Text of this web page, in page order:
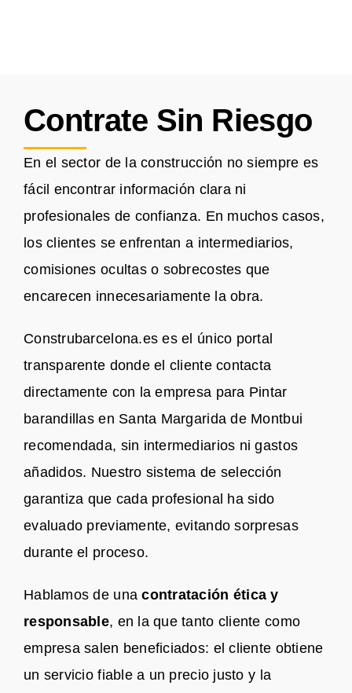
Contrate Sin Riesgo
En el sector de la construcción no siempre es
fácil encontrar información clara ni
profesionales de confianza. En muchos casos,
los clientes se enfrentan a intermediarios,
comisiones ocultas o sobrecostes que
encarecen innecesariamente la obra.
Construbarcelona.es es el único portal
transparente donde el cliente contacta
directamente con la empresa para Pintar
barandillas en Santa Margarida de Montbui
recomendada, sin intermediarios ni gastos
añadidos. Nuestro sistema de selección
garantiza que cada profesional ha sido
evaluado previamente, evitando sorpresas
durante el proceso.
Hablamos de unacontratación ética y
responsable, en la que tanto cliente como
empresa salen beneficiados: el cliente obtiene
un servicio fiable a un precio justo y la